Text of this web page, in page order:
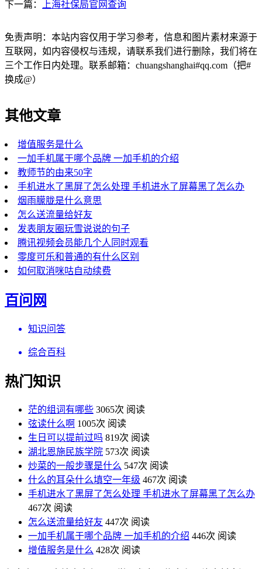
下一篇： 上海社保局官网查询
免责声明：本站内容仅用于学习参考，信息和图片素材来源于
互联网，如内容侵权与违规，请联系我们进行删除，我们将在
三个工作日内处理。联系邮箱：chuangshanghai#qq.com（把#
换成@）
其他文章
增值服务是什么
一加手机属于哪个品牌 一加手机的介绍
教师节的由来50字
手机进水了黑屏了怎么处理 手机进水了屏幕黑了怎么办
烟雨朦胧是什么意思
怎么送流量给好友
发表朋友圈玩雪说说的句子
腾讯视频会员能几个人同时观看
零度可乐和普通的有什么区别
如何取消咪咕自动续费
百问网
知识问答
综合百科
热门知识
茫的组词有哪些 3065次 阅读
弦读什么啊 1005次 阅读
生日可以提前过吗 819次 阅读
湖北恩施民族学院 573次 阅读
炒菜的一般步骤是什么 547次 阅读
什么的耳朵什么填空一年级 467次 阅读
手机进水了黑屏了怎么处理 手机进水了屏幕黑了怎么办
467次 阅读
怎么送流量给好友 447次 阅读
一加手机属于哪个品牌 一加手机的介绍 446次 阅读
增值服务是什么 428次 阅读